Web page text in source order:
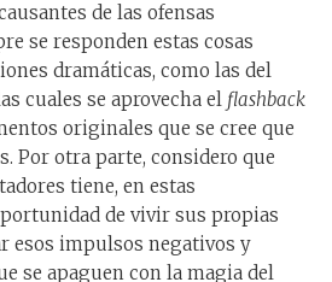
de las ofensas
se responden estas cosas
dramáticas, como las del
cuales se aprovecha el flashback
originales que se cree que
Por otra parte, considero que
tiene, en estas
de vivir sus propias
esos impulsos negativos y
se apaguen con la magia del